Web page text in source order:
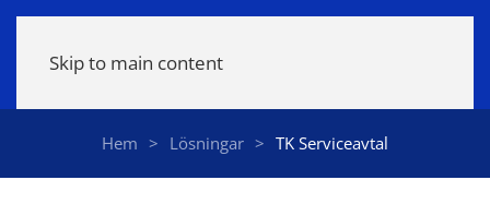
Skip to main content
Hem Lösningar TK Serviceavtal